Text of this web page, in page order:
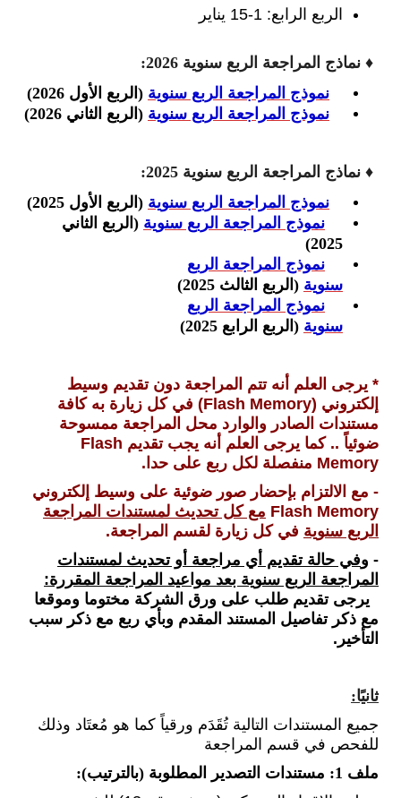
الربع الرابع: 1-15 يناير
♦ نماذج المراجعة الربع سنوية 2026:
نموذج المراجعة الربع سنوية (الربع الأول 2026)
نموذج المراجعة الربع سنوية (الربع الثاني 2026)
♦ نماذج المراجعة الربع سنوية 2025:
نموذج المراجعة الربع سنوية (الربع الأول 2025)
نموذج المراجعة الربع سنوية (الربع الثاني
2025)
نموذج المراجعة الربع
سنوية (الربع الثالث 2025)
نموذج المراجعة الربع
سنوية (الربع الرابع 2025)
* يرجى العلم أنه تتم المراجعة دون تقديم وسيط
إلكتروني (Flash Memory) في كل زيارة به كافة
مستندات الصادر والوارد محل المراجعة ممسوحة
ضوئياً .. كما يرجى العلم أنه
يجب تقديم Flash
Memory منفصلة لكل ربع على حدا.
- مع الالتزام بإحضار صور ضوئية على وسيط إلكتروني
Flash Memory مع كل تحديث لمستندات المراجعة
الربع سنوية في كل زيارة لقسم المراجعة.
- وفي حالة تقديم أي مراجعة أو تحديث لمستندات
المراجعة الربع سنوية بعد مواعيد المراجعة المقررة:
يرجى تقديم طلب على ورق الشركة مختوما وموقعا
مع ذكر تفاصيل المستند المقدم وبأي ربع مع ذكر سبب
التأخير.
ثانيًا:
جميع المستندات التالية تُقَدَم ورقياً كما هو مُعتَاد وذلك
للفحص في قسم المراجعة
ملف 1: مستندات التصدير المطلوبة (بالترتيب)
: